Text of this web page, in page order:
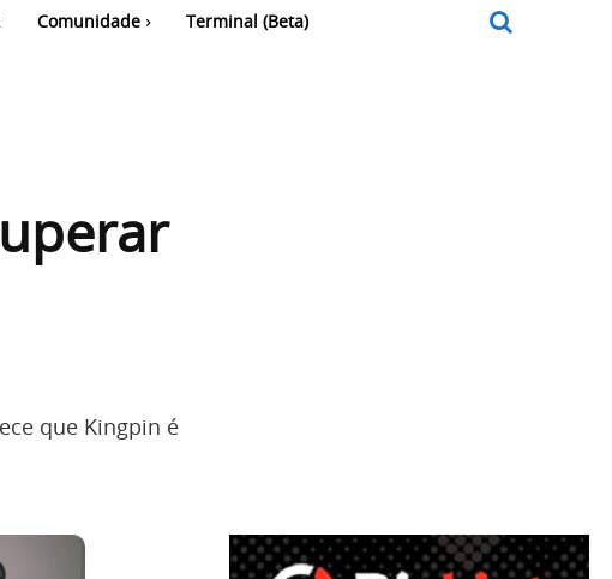
Comunidade Terminal (Beta)
que Kingpin é